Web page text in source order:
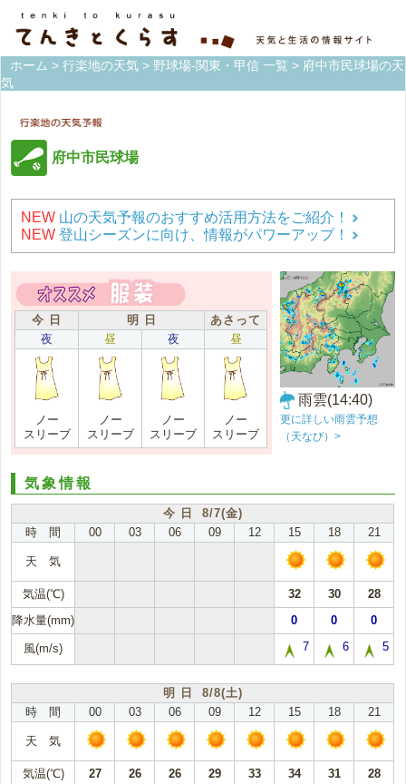
ホーム > 行楽地の天気 > 野球場-関東・甲信 一覧 > 府中市民球場の天
気
府中市民球場
NEW 山の天気予報のおすすめ活用方法をご紹介！
NEW 登山シーズンに向け、情報がパワーアップ！
今 日 明 日
あさって
夜
昼 夜 昼
ノー
スリーブ
ノー
スリーブ
ノー
スリーブ
ノー
スリーブ
雨雲(14:40)
更に詳しい雨雲予想
（天なび）>
気象情報
今 日 8/7(金)
時 間
00 03 06 09 12 15 18 21
天 気
気温(℃) 32 30
28
降水量(mm)
0 0 0
風(m/s) 7 6 5
明 日 8/8(土)
時 間
00 03 06 09 12 15 18 21
天 気
気温(℃) 27 26 26 29 33 34 31
28